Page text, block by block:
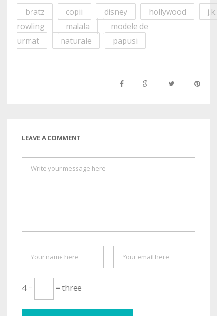
bratz copii disney hollywood
j.k.
rowling
malala
modele de
urmat
naturale papusi
LEAVE A COMMENT
4 − = three